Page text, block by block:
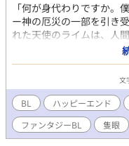
「何が身代わりですか。
ー神の厄災の一部を引き
れた天使のライムは、人
に言い寄ってくる虎之助
つ解れてゆくーー。 「お
じられない天使「僕は身
を厄災から守るため。「
文
BL ハッピーエンド
ファンタジーBL
隻眼